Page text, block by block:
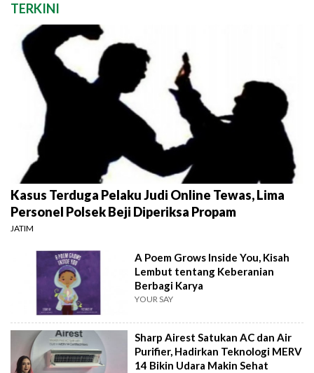
TERKINI
Kasus Terduga Pelaku Judi Online Tewas, Lima
Personel Polsek Beji Diperiksa Propam
JATIM
A Poem Grows Inside You, Kisah
Lembut tentang Keberanian
Berbagi Karya
YOUR SAY
Sharp Airest Satukan AC dan Air
Purifier, Hadirkan Teknologi MERV
14 Bikin Udara Makin Sehat